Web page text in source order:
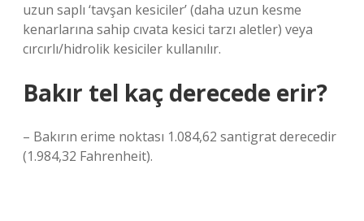
uzun saplı ‘tavşan kesiciler’ (daha uzun kesme
kenarlarına sahip cıvata kesici tarzı aletler) veya
cırcırlı/hidrolik kesiciler kullanılır.
Bakır tel kaç derecede erir?
– Bakırın erime noktası 1.084,62 santigrat derecedir
(1.984,32 Fahrenheit).